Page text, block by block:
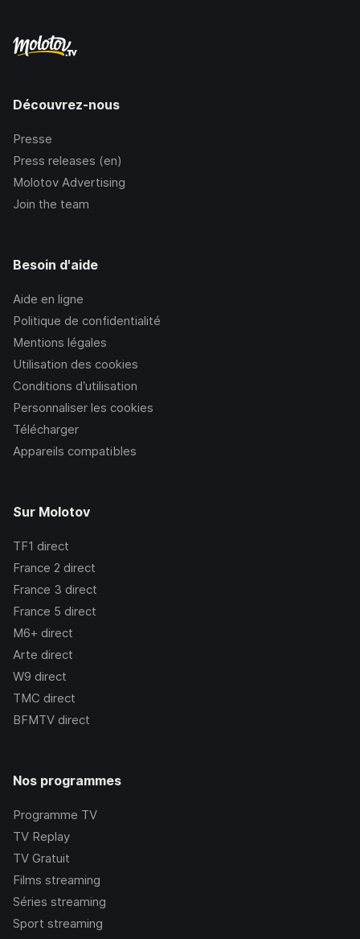
Découvrez-nous
Presse
Press releases (en)
Molotov Advertising
Join the team
Besoin d'aide
Aide en ligne
Politique de confidentialité
Mentions légales
Utilisation des cookies
Conditions d’utilisation
Personnaliser les cookies
Télécharger
Appareils compatibles
Sur Molotov
TF1 direct
France 2 direct
France 3 direct
France 5 direct
M6+ direct
Arte direct
W9 direct
TMC direct
BFMTV direct
Nos programmes
Programme TV
TV Replay
TV Gratuit
Films streaming
Séries streaming
Sport streaming